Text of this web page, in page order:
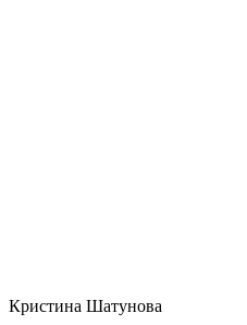
Кристина Шатунова